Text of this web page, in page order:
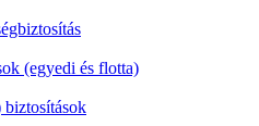
(egyedi és flotta)